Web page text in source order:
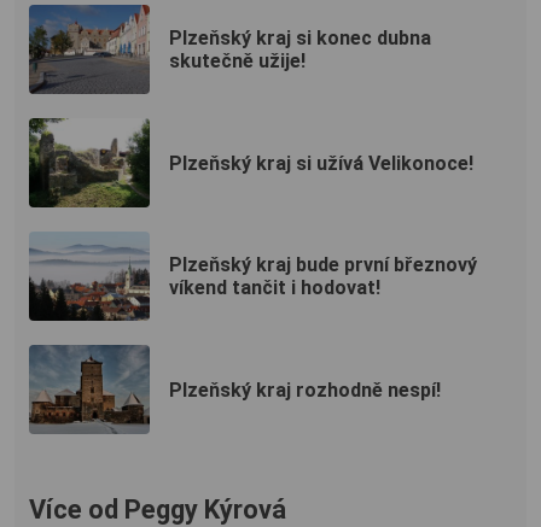
Plzeňský kraj si konec dubna
skutečně užije!
Plzeňský kraj si užívá Velikonoce!
Plzeňský kraj bude první březnový
víkend tančit i hodovat!
Plzeňský kraj rozhodně nespí!
Více od Peggy Kýrová